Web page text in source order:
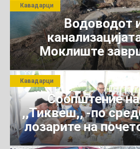
Водоводот
Моклиште
Кавадарци
Соопштение
,,Тиквеш,, -по
лозарите на
јули 2026 г.
Кавадарци